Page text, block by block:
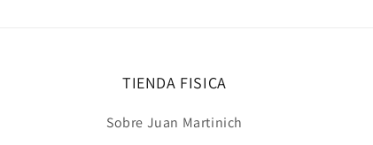
TIENDA FISICA
Sobre Juan Martinich